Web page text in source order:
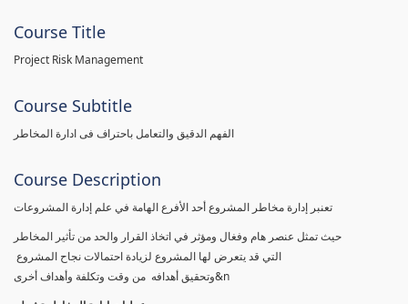
Course Title
Project Risk Management
Course Subtitle
الفهم الدقيق والتعامل باحتراف فى ادارة المخاطر
Course Description
حيث تمثل عنصر هام وفغال ومؤثر في اتخاذ القرار والحد من تأثير المخاطر
وتحقيق أهدافه من وقت وتكلفة وأهداف أخرى&n